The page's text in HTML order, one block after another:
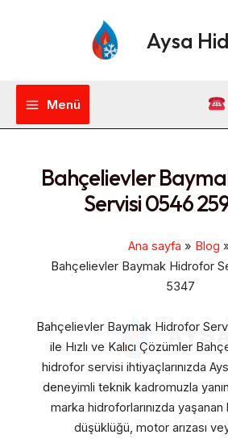
Aysa
Menü
Bahçelievler
Servisi 0546
Ana sayfa
Blog
Bahçelievler Baymak Hidrofor
5347
Bahçelievler Baymak Hidrofor
ile Hızlı ve Kalıcı Çözümler
hidrofor servisi ihtiyaçlarınızda
deneyimli teknik kadromuzla
marka hidroforlarınızda yaşanan
düşüklüğü, motor arızası